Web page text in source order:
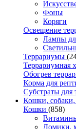
Фоны
Коряги
Освещение
Лампы
Террариумы
Террариумная
Обогрев
Корма для
Субстраты для
Кошки,
Кошки (858)
Домики,